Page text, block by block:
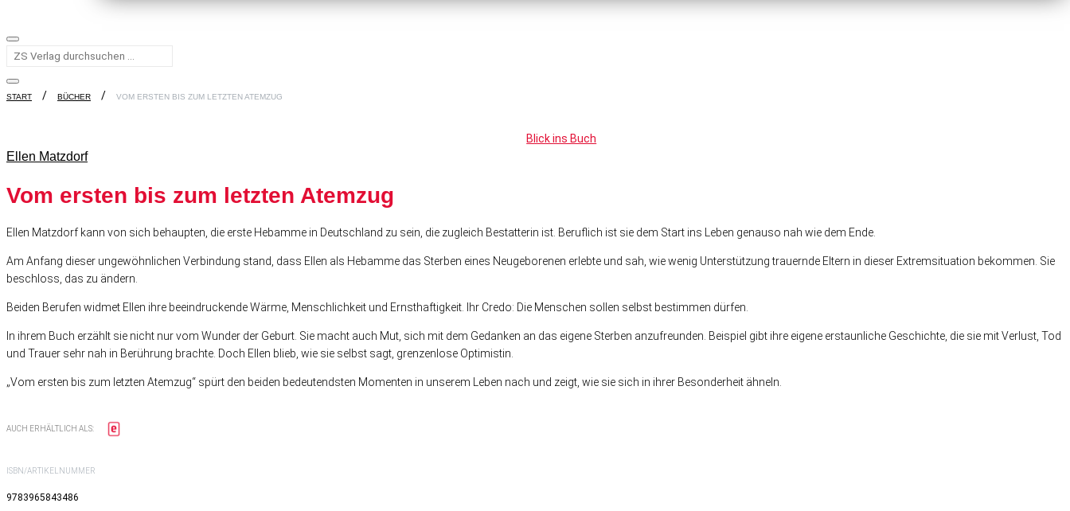
START BÜCHER VOM ERSTEN BIS ZUM LETZTEN ATEMZUG
Blick ins Buch
Ellen Matzdorf
Vom ersten bis zum letzten Atemzug
Ellen Matzdorf kann von sich behaupten, die erste Hebamme in Deutschland zu sein, die zugleich Bestatterin ist. Beruflich ist sie dem Start ins Leben genauso nah wie dem Ende.
Am Anfang dieser ungewöhnlichen Verbindung stand, dass Ellen als Hebamme das Sterben eines Neugeborenen erlebte und sah, wie wenig Unterstützung trauernde Eltern in dieser Extremsituation bekommen. Sie
beschloss, das zu ändern.
Beiden Berufen widmet Ellen ihre beeindruckende Wärme, Menschlichkeit und Ernsthaftigkeit. Ihr Credo: Die Menschen sollen selbst bestimmen dürfen.
In ihrem Buch erzählt sie nicht nur vom Wunder der Geburt. Sie macht auch Mut, sich mit dem Gedanken an das eigene Sterben anzufreunden. Beispiel gibt ihre eigene erstaunliche Geschichte, die sie mit Verlust, Tod
und Trauer sehr nah in Berührung brachte. Doch Ellen blieb, wie sie selbst sagt, grenzenlose Optimistin.
„Vom ersten bis zum letzten Atemzug“ spürt den beiden bedeutendsten Momenten in unserem Leben nach und zeigt, wie sie sich in ihrer Besonderheit ähneln.
AUCH ERHÄLTLICH ALS:
ISBN/ARTIKELNUMMER
9783965843486